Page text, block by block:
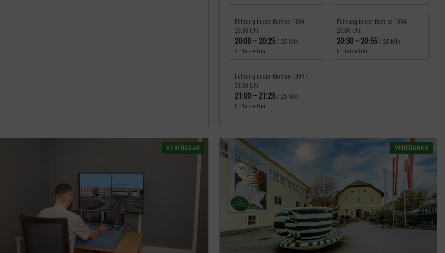
Führung in der Remise 1894 -
20:00 Uhr
20:00 – 20:25 / 25 Min.
4 Plätze frei
Führung in der Remise 1894 -
20:30 Uhr
20:30 – 20:55 / 25 Min.
8 Plätze frei
Führung in der Remise 1894 -
21:00 Uhr
21:00 – 21:25 / 25 Min.
8 Plätze frei
VERFÜGBAR VERFÜGBAR